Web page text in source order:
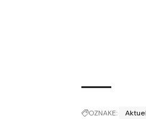
OZNAKE: